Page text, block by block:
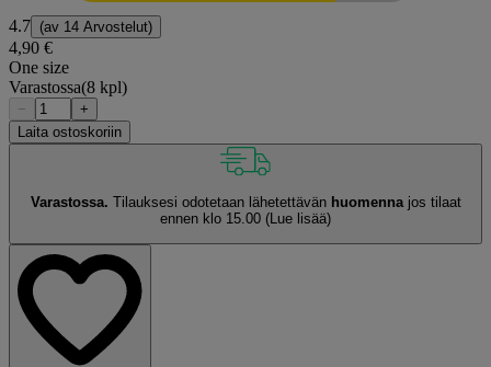
4.7 (av 14 Arvostelut)
4,90 €
One size
Varastossa(8 kpl)
−
+
Laita ostoskoriin
Varastossa. Tilauksesi odotetaan lähetettävän huomennajos tilaat
ennen klo 15.00 (Lue lisää)